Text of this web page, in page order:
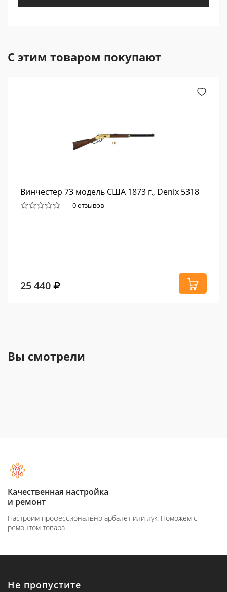
С этим товаром покупают
Винчестер 73 модель США 1873 г., Denix 5318
0 отзывов
25 440
Вы смотрели
Качественная настройка
и ремонт
Настроим профессионально арбалет или лук. Поможем с
ремонтом товара
Не пропустите